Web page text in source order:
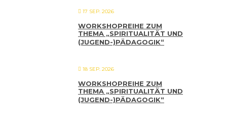
17 SEP. 2026
WORKSHOPREIHE ZUM
THEMA „SPIRITUALITÄT UND
(JUGEND-)PÄDAGOGIK“
18 SEP. 2026
WORKSHOPREIHE ZUM
THEMA „SPIRITUALITÄT UND
(JUGEND-)PÄDAGOGIK“